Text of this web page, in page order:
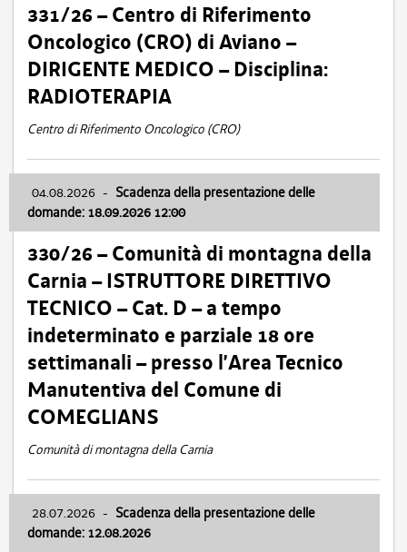
331/26 – Centro di Riferimento
Oncologico (CRO) di Aviano –
DIRIGENTE MEDICO – Disciplina:
RADIOTERAPIA
Centro di Riferimento Oncologico (CRO)
04.08.2026 - Scadenza della presentazione delle
domande: 18.09.2026 12:00
330/26 – Comunità di montagna della
Carnia – ISTRUTTORE DIRETTIVO
TECNICO – Cat. D – a tempo
indeterminato e parziale 18 ore
settimanali – presso l’Area Tecnico
Manutentiva del Comune di
COMEGLIANS
Comunità di montagna della Carnia
28.07.2026 - Scadenza della presentazione delle
domande: 12.08.2026